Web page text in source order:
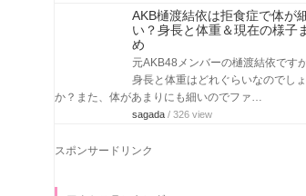
AKB樋渡結依は拒食症で体が
い？身長と体重＆現在の様子
め
元AKB48メンバーの樋渡結依ですが
身長と体重はどれぐらいなのでし
か？また、体があまりにも細いのでファ…
sagada / 326 view
スポンサードリンク